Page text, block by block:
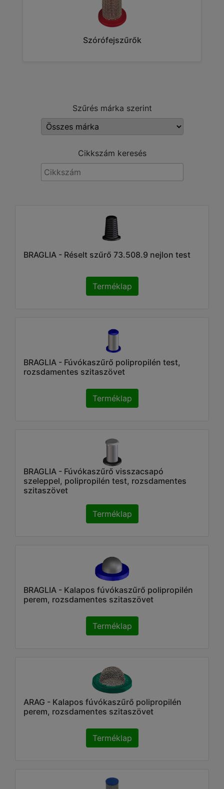
Szórófejszűrők
Szűrés márka szerint
Cikkszám keresés
BRAGLIA - Réselt szűrő 73.508.9 nejlon test
Terméklap
BRAGLIA - Fúvókaszűrő polipropilén test,
rozsdamentes szitaszövet
Terméklap
BRAGLIA - Fúvókaszűrő visszacsapó
szeleppel, polipropilén test, rozsdamentes
szitaszövet
Terméklap
BRAGLIA - Kalapos fúvókaszűrő polipropilén
perem, rozsdamentes szitaszövet
Terméklap
ARAG - Kalapos fúvókaszűrő polipropilén
perem, rozsdamentes szitaszövet
Terméklap